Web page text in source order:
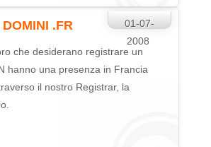
01-07-
2008
.FR
che desiderano registrare un
hanno una presenza in Francia
il nostro Registrar, la